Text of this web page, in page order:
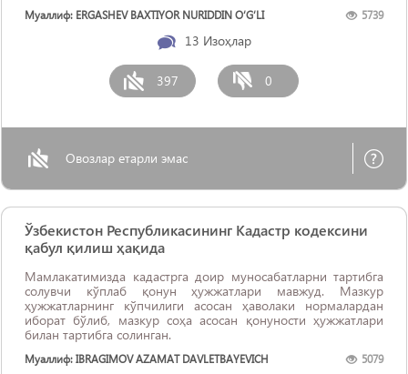
Муаллиф: ERGASHEV BAXTIYOR NURIDDIN O‘G‘LI 5739
13 Изоҳлар
397 0
Овозлар етарли эмас
Ўзбекистон Республикасининг Кадастр кодексини
қабул қилиш ҳақида
Мамлакатимизда кадастрга доир муносабатларни тартибга
солувчи кўплаб қонун ҳужжатлари мавжуд. Мазкур
ҳужжатларнинг кўпчилиги асосан ҳаволаки нормалардан
иборат бўлиб, мазкур соҳа асосан қонуности ҳужжатлари
билан тартибга солинган.
Муаллиф: IBRAGIMOV AZAMAT DAVLETBAYEVICH 5079